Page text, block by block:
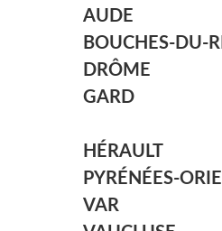
AUDE
BOUCHES-DU-
DRÔME
GARD
HÉRAULT
PYRÉNÉES-
VAR